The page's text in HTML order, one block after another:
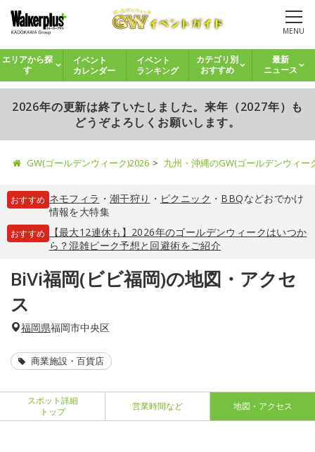
MENU
エリアから探
す
イベント
カレンダー
イベント
ランキング
カテゴリ別
おすすめ
最新
ニュース
2026年の更新は終了いたしました。来年（2027年）も
どうぞよろしくお願いします。
GW(ゴールデンウィーク)2026 九州・沖縄のGW(ゴールデンウィ
おすすめ ネモフィラ ・ 潮干狩り ・ ピクニック ・ BBQなどおでかけ
情報を大特集
おすすめ
【最大12連休も】2026年のゴールデンウィークはいつか
ら？混雑ピーク予想と回避術をご紹介
BiVi福岡(ビビ福岡)の地図・アクセ
ス
福岡県福岡市中央区
商業施設・百貨店
スポット詳細
トップ
営業時間など 地図・アクセス